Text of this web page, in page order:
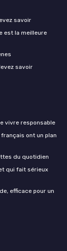
savoir
est la meilleure
savoir
vivre responsable
ont un plan
du quotidien
qui fait sérieux
efficace pour un